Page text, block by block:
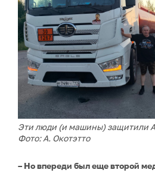
Эти люди (и машины) защитили
Фото: А. Окотэтто
– Но впереди был еще второй